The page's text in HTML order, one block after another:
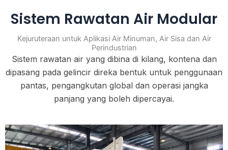
Sistem Rawatan Air Modular
Kejuruteraan untuk Aplikasi Air Minuman, Air Sisa dan Air
Perindustrian
Sistem rawatan air yang dibina di kilang, kontena dan
dipasang pada gelincir direka bentuk untuk penggunaan
pantas, pengangkutan global dan operasi jangka
panjang yang boleh dipercayai.
Lihat Lagi